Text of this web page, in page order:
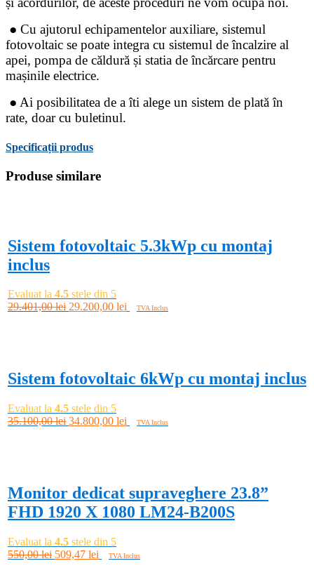
● Cu ajutorul echipamentelor auxiliare, sistemul
fotovoltaic se poate integra cu sistemul de încalzire al
apei, pompa de căldură și statia de încărcare pentru
mașinile electrice.
● Ai posibilitatea de a îti alege un sistem de plată în
rate, doar cu buletinul.
Specificații produs
Produse similare
Sistem fotovoltaic 5.3kWp cu montaj
inclus
Evaluat la 4.5 stele din 5
29.401,00lei Prețul
29.200,00 lei Prețul
TVA Inclus
Sistem fotovoltaic 6kWp cu montaj inclus
Evaluat la 4.5 stele din 5
35.100,00lei Prețul
34.800,00 lei Prețul
TVA Inclus
Monitor dedicat supraveghere 23.8”
FHD 1920 X 1080 LM24-B200S
Evaluat la 4.5 stele din 5
550,00lei Prețul
509,47 lei Prețul
TVA Inclus